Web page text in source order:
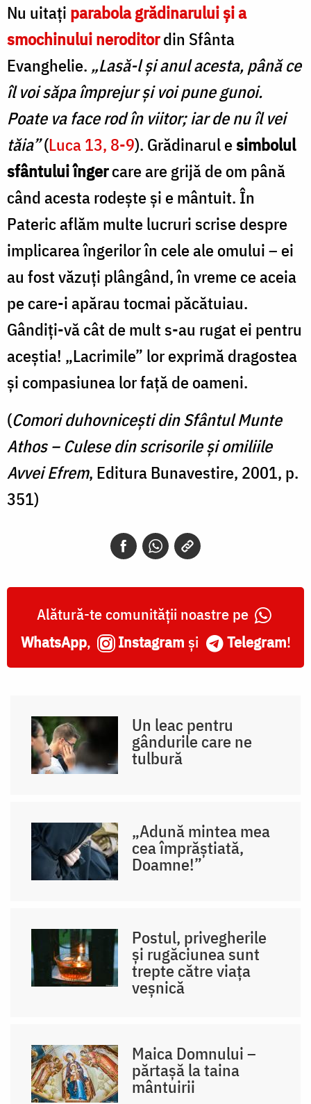
Nu uitați parabola grădinarului și a
smochinului neroditordin Sfânta
Evanghelie. „Lasă-l și anul acesta, până ce
îl voi săpa împrejur și voi pune gunoi.
Poate va face rod în viitor; iar de nu îl vei
tăia”(Luca 13, 8-9). Grădinarul esimbolul
sfântului îngercare are grijă de om până
când acesta rodește și e mântuit. În
Pateric aflăm multe lucruri scrise despre
implicarea îngerilor în cele ale omului – ei
au fost văzuți plângând, în vreme ce aceia
pe care-i apărau tocmai păcătuiau.
Gândiți-vă cât de mult s-au rugat ei pentru
aceștia! „Lacrimile” lor exprimă dragostea
și compasiunea lor față de oameni.
(Comori duhovnicești din Sfântul Munte
Athos – Culese din scrisorile și omiliile
Avvei Efrem, Editura Bunavestire, 2001, p.
351)
Alătură-te comunității noastre pe
WhatsApp, Instagram și Telegram!
Un leac pentru
gândurile care ne
tulbură
„Adună mintea mea
cea împrăștiată,
Doamne!”
Postul, privegherile
și rugăciunea sunt
trepte către viața
veșnică
Maica Domnului –
părtașă la taina
mântuirii